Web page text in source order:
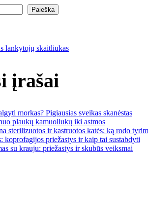
STRAIPSNĮ
Paieška
įrašai
morkas? Pigiausias sveikas skanėstas
plaukų kamuoliukų iki astmos
sterilizuotos ir kastruotos katės: ką rodo
koprofagijos priežastys ir kaip tai sustabdyti
su krauju: priežastys ir skubūs veiksmai